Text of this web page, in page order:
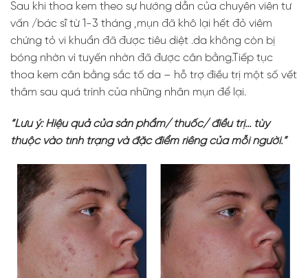
Sau khi thoa kem theo sự hướng dẫn của chuyên viên tư
vấn /bác sĩ từ 1-3 tháng ,mụn đã khô lại hết đỏ viêm
chứng tỏ vi khuẩn đã được tiêu diệt .da không còn bị
bóng nhờn vì tuyến nhờn đã được cân bằng.Tiếp tục
thoa kem cân bằng sắc tố da – hỗ trợ điều trị một số vết
thâm sau quá trình của những nhân mụn để lại.
“Lưu ý: Hiệu quả của sản phẩm/ thuốc/ điều trị… tùy
thuộc vào tình trạng và đặc điểm riêng của mỗi người.”